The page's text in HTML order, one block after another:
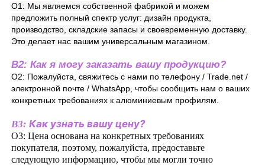
Алюминиевые профили
Алюминиевые профили экструзионных
О1: Мы являемся собственной фабрикой и можем
предложить полный спектр услуг: дизайн продукта,
производство, складские запасы и своевременную доставку.
Это делает нас вашим универсальным магазином.
В2: Как я могу заказать вашу продукцию?
О2: Пожалуйста, свяжитесь с нами по телефону / Trade.net /
электронной почте / WhatsApp, чтобы сообщить нам о ваших
конкретных требованиях к алюминиевым профилям.
В3: Как узнать вашу цену?
О3: Цена основана на конкретных требованиях
покупателя, поэтому, пожалуйста, предоставьте
следующую информацию, чтобы мы могли точно